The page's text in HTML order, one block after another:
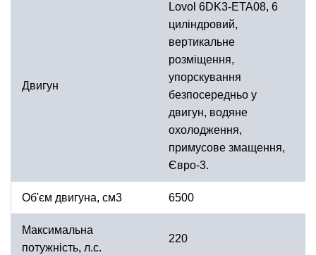
Двигун
Lovol 6DK3-ETA08, 6
циліндровий,
вертикальне
розміщення,
упорскування
безпосередньо у
двигун, водяне
охолодження,
примусове змащення,
Євро-3.
Об'єм двигуна, см3 6500
Максимальна
потужність, л.с.
220